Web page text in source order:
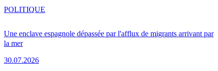
Une enclave espagnole dépassée par l'afflux de migrants arrivant par
la mer
30.07.2026
POLITIQUE